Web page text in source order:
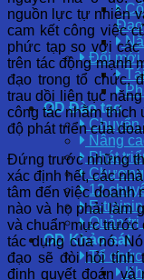
Đạo
Đổi mới
OD Đào tạo
Chuyển
Nâng
Phát
Chương
12
E-
Quản trị
OD Khảo sát
Tổ chức
nguồn lực tự nhiên
cam kết công việc
phức tạp so với
trên tác động mạnh
đạo trong tổ chức,
trau dồi liên tục
công tác nhằm
độ phát triển của
Đứng trước những
xác định hết, các
tâm đến việc doanh
nào và họ phải làm
và chuẩn mực trước
tác dụng của nó.
đạo sẽ đòi hỏi tính
định quyết đoán và